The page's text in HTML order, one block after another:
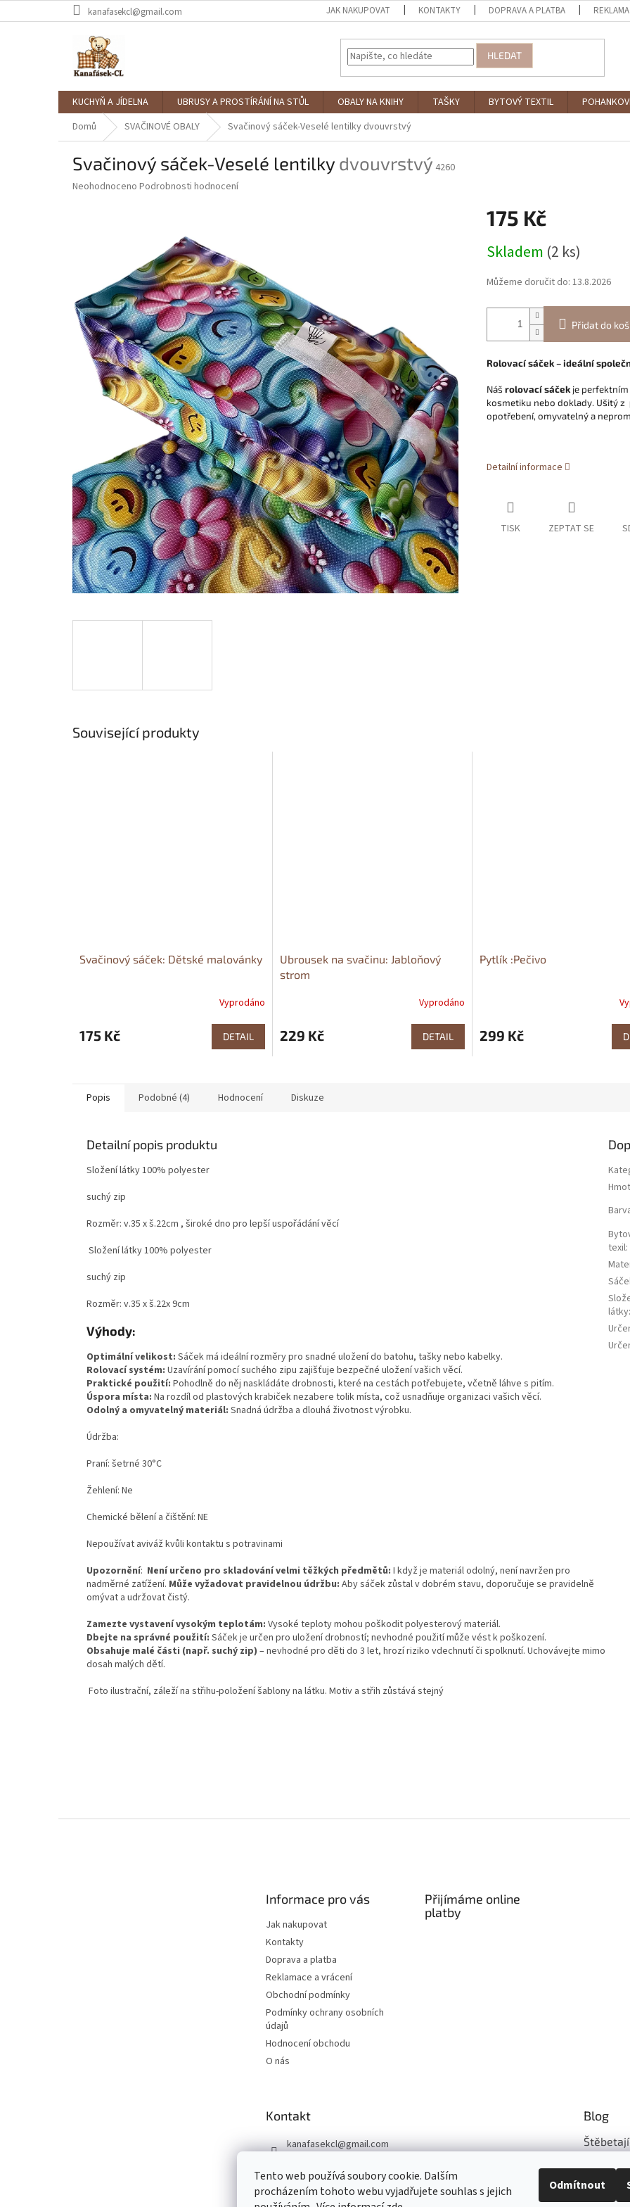
Tento web používá soubory cookie. Dalším
procházením tohoto webu vyjadřujete souhlas s jejich
Odmítnout
na
kanafasekcl@gmail.com JAK NAKUPOVAT KONTAKTY DOPRAVA A PLATBA
HLEDAT
KUCHYŇ A JÍDELNA UBRUSY A PROSTÍRÁNÍ NA STŮL OBALY NA KNIHY TAŠKY BYTOVÝ TEXTIL
Domů
SVAČINOVÉ OBALY Svačinový sáček-Veselé lentilky dvouvrstvý
Svačinový sáček-Veselé lentilky dvouvrstvý 4260
Průměrné
hvězdiček.
Neohodnoceno Podrobnosti hodnocení
175 Kč
cena:
Skladem (2 ks)
Můžeme doručit do: 13.8.2026
Přidat do
Rolovací sáček – ideální
Náš rolovací sáčekje perfektním
kosmetiku nebo doklady. Ušitý z
opotřebení, omyvatelný a
Detailní informace
TISK ZEPTAT SE
Související produkty
Svačinový sáček: Dětské malovánky
Vyprodáno
175 Kč DETAIL
Ubrousek na svačinu: Jabloňový
strom
Vyprodáno
229 Kč DETAIL
Pytlík :Pečivo
299 Kč
Popis Podobné (4) Hodnocení Diskuze
Detailní popis produktu
Složení látky 100% polyester
suchý zip
Rozměr: v.35 x š.22cm , široké dno pro lepší uspořádání věcí
Složení látky 100% polyester
suchý zip
Rozměr: v.35 x š.22x 9cm
Výhody:
Optimální velikost: Sáček má ideální rozměry pro snadné uložení do batohu, tašky nebo kabelky.
Rolovací systém: Uzavírání pomocí suchého zipu zajišťuje bezpečné uložení vašich věcí.
Praktické použití: Pohodlně do něj naskládáte drobnosti, které na cestách potřebujete, včetně láhve s pitím.
Úspora místa: Na rozdíl od plastových krabiček nezabere tolik místa, což usnadňuje organizaci vašich věcí.
Odolný a omyvatelný materiál: Snadná údržba a dlouhá životnost výrobku.
Údržba:
Praní: šetrné 30°C
Žehlení: Ne
Chemické bělení a čištění: NE
Nepoužívat aviváž kvůli kontaktu s potravinami
Upozornění: Není určeno pro skladování velmi těžkých předmětů: I když je materiál odolný, není navržen pro
nadměrné zatížení. Může vyžadovat pravidelnou údržbu: Aby sáček zůstal v dobrém stavu, doporučuje se pravidelně
omývat a udržovat čistý.
Zamezte vystavení vysokým teplotám: Vysoké teploty mohou poškodit polyesterový materiál.
Dbejte na správné použití: Sáček je určen pro uložení drobností; nevhodné použití může vést k poškození.
Obsahuje malé části (např. suchý zip) – nevhodné pro děti do 3 let, hrozí riziko vdechnutí či spolknutí. Uchovávejte mimo
dosah malých dětí.
Foto ilustrační, záleží na střihu-položení šablony na látku. Motiv a střih zůstává stejný
texil:
látky:
Informace pro vás
Jak nakupovat
Kontakty
Doprava a platba
Reklamace a vrácení
Obchodní podmínky
Podmínky ochrany osobních
údajů
Hodnocení obchodu
O nás
Přijímáme online
platby
Kontakt
kanafasekcl@gmail.com
Kanafásek-CL
Blog
Šijeme z
ARCHIV